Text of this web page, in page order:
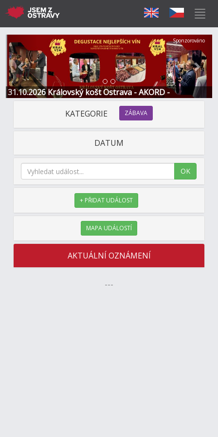
31.10.2026 Královský košt Ostrava - AKORD -
Restaurace a Hotel
Předchozí Další
Sponzorováno
KATEGORIE ZÁBAVA
DATUM
OK
+ PŘIDAT UDÁLOST
MAPA UDÁLOSTÍ
AKTUÁLNÍ OZNÁMENÍ
---